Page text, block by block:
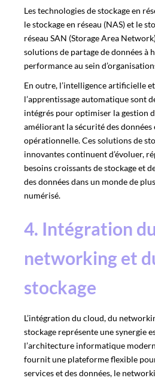
Les technologies de stockage en
le stockage en réseau (NAS) et le
réseau SAN (Storage Area
solutions de partage de données à
performance au sein
En outre, l’intelligence artificielle et
l’apprentissage automatique sont
intégrés pour optimiser la gestion
améliorant la sécurité des données
opérationnelle. Ces solutions de
innovantes continuent d’évoluer,
besoins croissants de stockage et
des données dans un monde de
numérisé.
4. Intégration
networking et
stockage
L’intégration du cloud, du
stockage représente une synergie
l’architecture informatique
fournit une plateforme flexible
services et des données, le